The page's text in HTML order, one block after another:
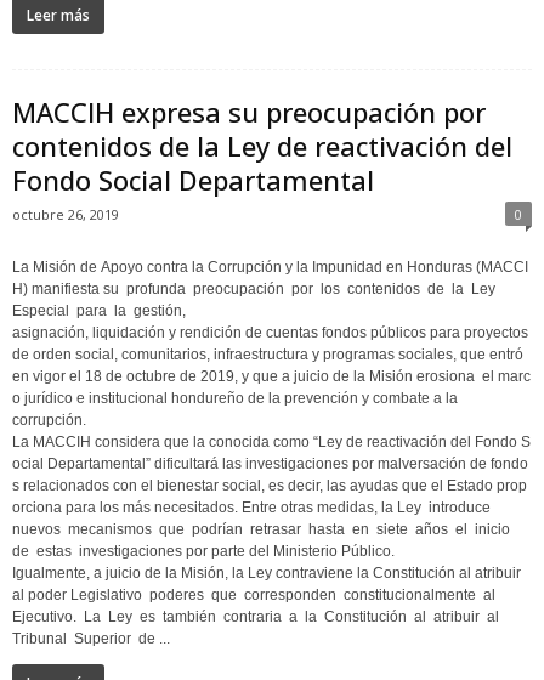
Leer más
MACCIH expresa su preocupación por
contenidos de la Ley de reactivación del
Fondo Social Departamental
octubre 26, 2019 0
La Misión de Apoyo contra la Corrupción y la Impunidad en Honduras (MACCI
H) manifiesta su profunda preocupación por los contenidos de la Ley
Especial para la gestión,
asignación, liquidación y rendición de cuentas fondos públicos para proyectos
de orden social, comunitarios, infraestructura y programas sociales, que entró
en vigor el 18 de octubre de 2019, y que a juicio de la Misión erosiona el marc
o jurídico e institucional hondureño de la prevención y combate a la
corrupción.
La MACCIH considera que la conocida como “Ley de reactivación del Fondo S
ocial Departamental” dificultará las investigaciones por malversación de fondo
s relacionados con el bienestar social, es decir, las ayudas que el Estado prop
orciona para los más necesitados. Entre otras medidas, la Ley introduce
nuevos mecanismos que podrían retrasar hasta en siete años el inicio
de estas investigaciones por parte del Ministerio Público.
Igualmente, a juicio de la Misión, la Ley contraviene la Constitución al atribuir
al poder Legislativo poderes que corresponden constitucionalmente al
Ejecutivo. La Ley es también contraria a la Constitución al atribuir al
Tribunal Superior de ...